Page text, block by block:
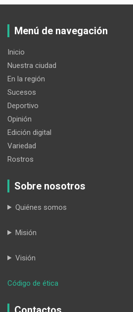
Menú de navegación
Inicio
Nuestra ciudad
En la región
Sucesos
Deportivo
Opinión
Edición digital
Variedad
Rostros
Sobre nosotros
Quiénes somos
Misión
Visión
Código de ética